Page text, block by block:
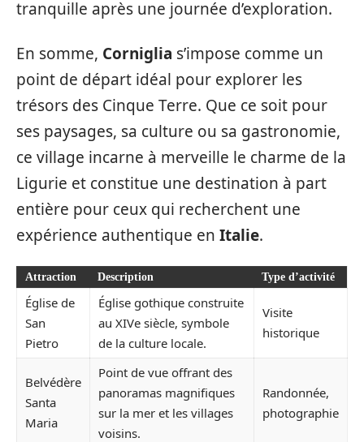
tranquille après une journée d’exploration.
En somme, Corniglia s’impose comme un
point de départ idéal pour explorer les
trésors des Cinque Terre. Que ce soit pour
ses paysages, sa culture ou sa gastronomie,
ce village incarne à merveille le charme de la
Ligurie et constitue une destination à part
entière pour ceux qui recherchent une
expérience authentique en Italie.
Attraction Description Type d’activité
Église de
San
Pietro
Église gothique construite
au XIVe siècle, symbole
de la culture locale.
Visite
historique
Belvédère
Santa
Maria
Point de vue offrant des
panoramas magnifiques
sur la mer et les villages
voisins.
Randonnée,
photographie